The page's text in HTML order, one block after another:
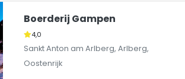
Boerderij Gampen
4,0
Sankt Anton am Arlberg, Arlberg,
Oostenrijk